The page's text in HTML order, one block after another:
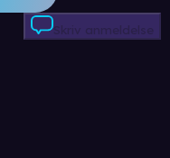
Skriv anmeldelse